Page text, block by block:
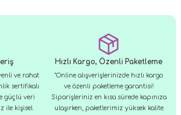
için teşekkür ederiz.
bozuk veya görüntülenemiyor.
eksik bilgiler bulunuyor.
hatalar bulunuyor.
ve rahat
sertifikalı
güçlü veri
ile kişisel
Hızlı Kargo, Özenli Paketleme
"Online alışverişlerinizde hızlı kargo
ve özenli paketleme garantisi!
Siparişleriniz en kısa sürede kapınıza
ulaşırken, paketlerimiz yüksek kalite